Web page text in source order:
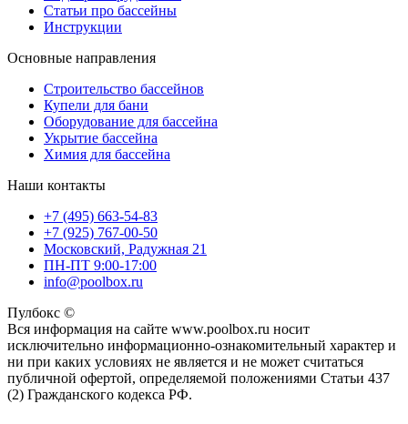
Статьи про бассейны
Инструкции
Основные направления
Строительство бассейнов
Купели для бани
Оборудование для бассейна
Укрытие бассейна
Химия для бассейна
Наши контакты
+7 (495) 663-54-83
+7 (925) 767-00-50
Московский, Радужная 21
ПН-ПТ 9:00-17:00
info@poolbox.ru
Пулбокс ©
Вся информация на сайте www.poolbox.ru носит
исключительно информационно-ознакомительный характер и
ни при каких условиях не является и не может считаться
публичной офертой, определяемой положениями Статьи 437
(2) Гражданского кодекса РФ.